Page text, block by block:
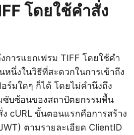
โดยใช้คำสั่ง
การแยกเฟรม TIFF โดยใช้คำ
หนึ่งในวิธีที่สะดวกในการเข้าถึง
ร์มใดๆ ก็ได้ โดยไม่คำนึงถึง
บซ้อนของสถาปัตยกรรมพื้น
cURL ขั้นตอนแรกคือการสร้าง
ตามรายละเอียด ClientID